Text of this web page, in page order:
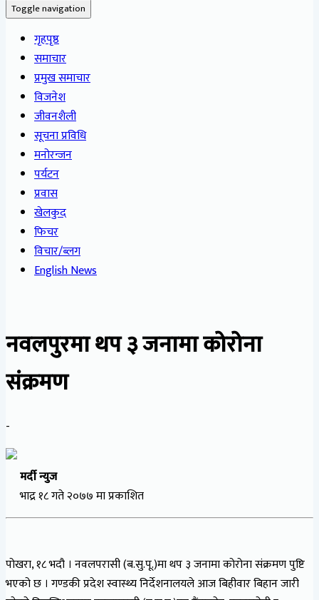
Toggle navigation
गृहपृष्ठ
समाचार
प्रमुख समाचार
विजनेश
जीवनशैली
सूचना प्रविधि
मनोरन्जन
पर्यटन
प्रवास
खेलकुद
फिचर
विचार/ब्लग
English News
नवलपुरमा थप ३ जनामा कोरोना
संक्रमण
-
मर्दी न्युज
भाद्र १८ गते २०७७ मा प्रकाशित
पोखरा, १८ भदौ । नवलपरासी (ब.सु.पू.)मा थप ३ जनामा कोरोना संक्रमण पुष्टि
भएको छ । गण्डकी प्रदेश स्वास्थ्य निर्देशनालयले आज बिहीवार बिहान जारी